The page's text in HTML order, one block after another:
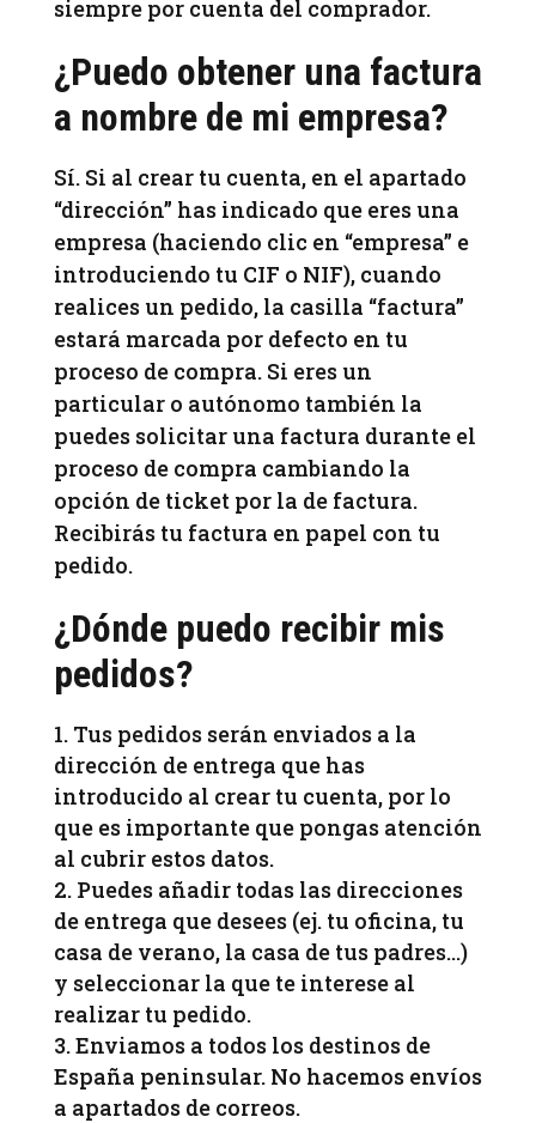
siempre por cuenta del comprador.
¿Puedo obtener una factura
a nombre de mi empresa?
Sí. Si al crear tu cuenta, en el apartado
“dirección” has indicado que eres una
empresa (haciendo clic en “empresa” e
introduciendo tu CIF o NIF), cuando
realices un pedido, la casilla “factura”
estará marcada por defecto en tu
proceso de compra. Si eres un
particular o autónomo también la
puedes solicitar una factura durante el
proceso de compra cambiando la
opción de ticket por la de factura.
Recibirás tu factura en papel con tu
pedido.
¿Dónde puedo recibir mis
pedidos?
Tus pedidos serán enviados a la
dirección de entrega que has
introducido al crear tu cuenta, por lo
que es importante que pongas atención
al cubrir estos datos.
Puedes añadir todas las direcciones
de entrega que desees (ej. tu oficina, tu
casa de verano, la casa de tus padres…)
y seleccionar la que te interese al
realizar tu pedido.
Enviamos a todos los destinos de
España peninsular. No hacemos envíos
a apartados de correos.